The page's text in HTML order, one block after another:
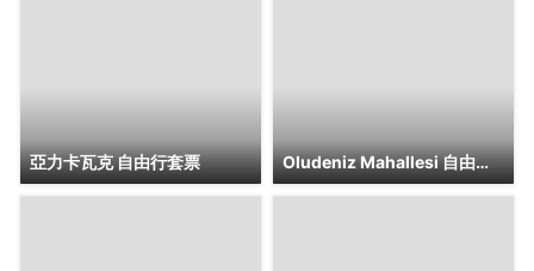
亞力卡瓦克 自由行套票 Oludeniz Mahallesi 自由行套票